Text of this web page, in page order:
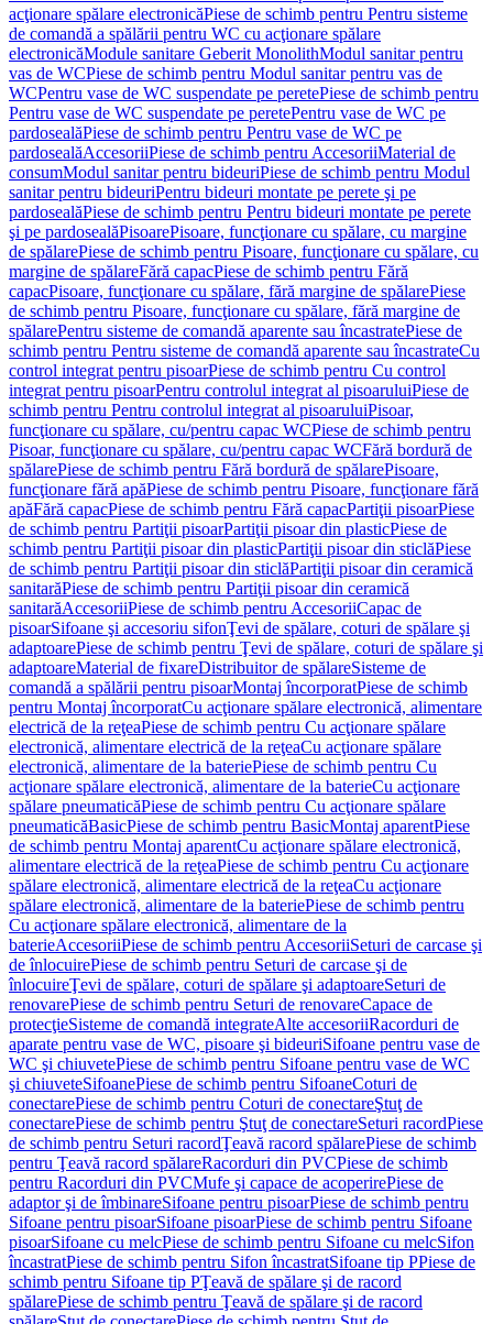
acţionare spălare electronicăPiese de schimb pentru Pentru sisteme
de comandă a spălării pentru WC cu acţionare spălare
electronicăModule sanitare Geberit MonolithModul sanitar pentru
vas de WCPiese de schimb pentru Modul sanitar pentru vas de
WCPentru vase de WC suspendate pe peretePiese de schimb pentru
Pentru vase de WC suspendate pe peretePentru vase de WC pe
pardosealăPiese de schimb pentru Pentru vase de WC pe
pardosealăAccesoriiPiese de schimb pentru AccesoriiMaterial de
consumModul sanitar pentru bideuriPiese de schimb pentru Modul
sanitar pentru bideuriPentru bideuri montate pe perete şi pe
pardosealăPiese de schimb pentru Pentru bideuri montate pe perete
şi pe pardosealăPisoarePisoare, funcţionare cu spălare, cu margine
de spălarePiese de schimb pentru Pisoare, funcţionare cu spălare, cu
margine de spălareFără capacPiese de schimb pentru Fără
capacPisoare, funcţionare cu spălare, fără margine de spălarePiese
de schimb pentru Pisoare, funcţionare cu spălare, fără margine de
spălarePentru sisteme de comandă aparente sau încastratePiese de
schimb pentru Pentru sisteme de comandă aparente sau încastrateCu
control integrat pentru pisoarPiese de schimb pentru Cu control
integrat pentru pisoarPentru controlul integrat al pisoaruluiPiese de
schimb pentru Pentru controlul integrat al pisoaruluiPisoar,
funcţionare cu spălare, cu/pentru capac WCPiese de schimb pentru
Pisoar, funcţionare cu spălare, cu/pentru capac WCFără bordură de
spălarePiese de schimb pentru Fără bordură de spălarePisoare,
funcţionare fără apăPiese de schimb pentru Pisoare, funcţionare fără
apăFără capacPiese de schimb pentru Fără capacPartiţii pisoarPiese
de schimb pentru Partiţii pisoarPartiţii pisoar din plasticPiese de
schimb pentru Partiţii pisoar din plasticPartiţii pisoar din sticlăPiese
de schimb pentru Partiţii pisoar din sticlăPartiţii pisoar din ceramică
sanitarăPiese de schimb pentru Partiţii pisoar din ceramică
sanitarăAccesoriiPiese de schimb pentru AccesoriiCapac de
pisoarSifoane şi accesoriu sifonŢevi de spălare, coturi de spălare şi
adaptoarePiese de schimb pentru Ţevi de spălare, coturi de spălare şi
adaptoareMaterial de fixareDistribuitor de spălareSisteme de
comandă a spălării pentru pisoarMontaj încorporatPiese de schimb
pentru Montaj încorporatCu acţionare spălare electronică, alimentare
electrică de la reţeaPiese de schimb pentru Cu acţionare spălare
electronică, alimentare electrică de la reţeaCu acţionare spălare
electronică, alimentare de la bateriePiese de schimb pentru Cu
acţionare spălare electronică, alimentare de la baterieCu acţionare
spălare pneumaticăPiese de schimb pentru Cu acţionare spălare
pneumaticăBasicPiese de schimb pentru BasicMontaj aparentPiese
de schimb pentru Montaj aparentCu acţionare spălare electronică,
alimentare electrică de la reţeaPiese de schimb pentru Cu acţionare
spălare electronică, alimentare electrică de la reţeaCu acţionare
spălare electronică, alimentare de la bateriePiese de schimb pentru
Cu acţionare spălare electronică, alimentare de la
baterieAccesoriiPiese de schimb pentru AccesoriiSeturi de carcase şi
de înlocuirePiese de schimb pentru Seturi de carcase şi de
înlocuireŢevi de spălare, coturi de spălare şi adaptoareSeturi de
renovarePiese de schimb pentru Seturi de renovareCapace de
protecţieSisteme de comandă integrateAlte accesoriiRacorduri de
aparate pentru vase de WC, pisoare şi bideuriSifoane pentru vase de
WC şi chiuvetePiese de schimb pentru Sifoane pentru vase de WC
şi chiuveteSifoanePiese de schimb pentru SifoaneCoturi de
conectarePiese de schimb pentru Coturi de conectareŞtuţ de
conectarePiese de schimb pentru Ştuţ de conectareSeturi racordPiese
de schimb pentru Seturi racordŢeavă racord spălarePiese de schimb
pentru Ţeavă racord spălareRacorduri din PVCPiese de schimb
pentru Racorduri din PVCMufe şi capace de acoperirePiese de
adaptor şi de îmbinareSifoane pentru pisoarPiese de schimb pentru
Sifoane pentru pisoarSifoane pisoarPiese de schimb pentru Sifoane
pisoarSifoane cu melcPiese de schimb pentru Sifoane cu melcSifon
încastratPiese de schimb pentru Sifon încastratSifoane tip PPiese de
schimb pentru Sifoane tip PŢeavă de spălare şi de racord
spălarePiese de schimb pentru Ţeavă de spălare şi de racord